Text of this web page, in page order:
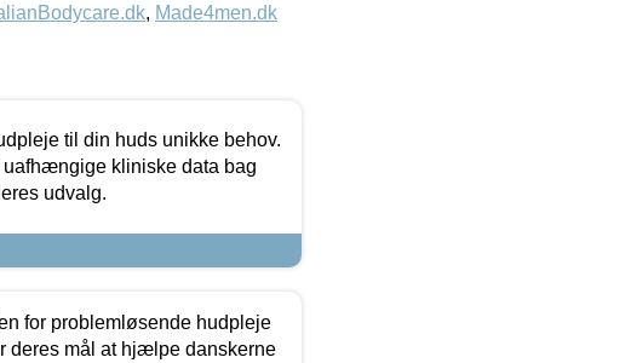
, Made4men.dk
til din huds unikke behov.
uafhængige kliniske data bag
udvalg.
for problemløsende hudpleje
deres mål at hjælpe danskerne